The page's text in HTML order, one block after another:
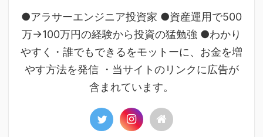
●アラサーエンジニア投資家 ●資産運用で500
万→100万円の経験から投資の猛勉強 ●わかり
やすく・誰でもできるをモットーに、お金を増
やす方法を発信 ・当サイトのリンクに広告が
含まれています。